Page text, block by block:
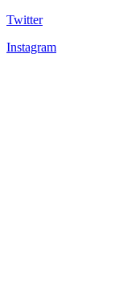
Twitter
Instagram